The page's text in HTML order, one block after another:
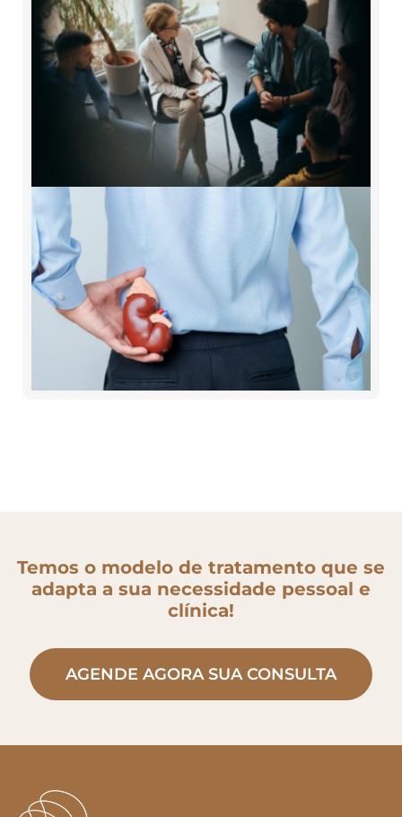
Temos o modelo de tratamento que se
adapta a sua necessidade pessoal e
clínica!
AGENDE AGORA SUA CONSULTA